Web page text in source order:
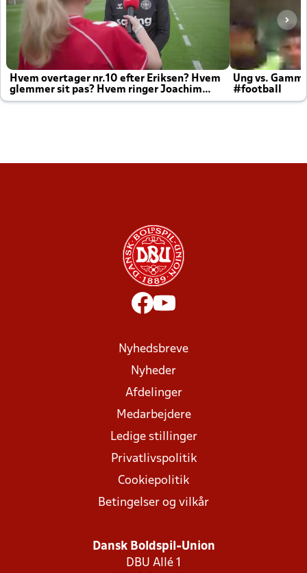
Hvem overtager nr.10 efter Eriksen? Hvem
glemmer sit pas? Hvem ringer Joachim
altid til efter kampe?
Ung vs.
#football
Nyhedsbreve
Nyheder
Afdelinger
Medarbejdere
Ledige stillinger
Privatlivspolitik
Cookiepolitik
Betingelser og vilkår
Dansk Boldspil-Union
DBU Allé 1